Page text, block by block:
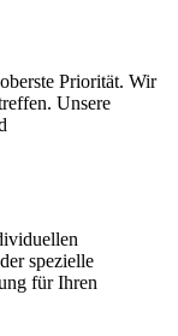
Priorität. Wir
Unsere
spezielle
für Ihren